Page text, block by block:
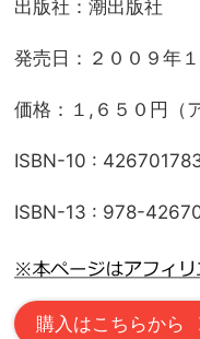
出版社：潮出版社
発売日：２００９年
価格：１,６５０円（
ISBN-10 :
ISBN-13 : 978-
購入はこちらから